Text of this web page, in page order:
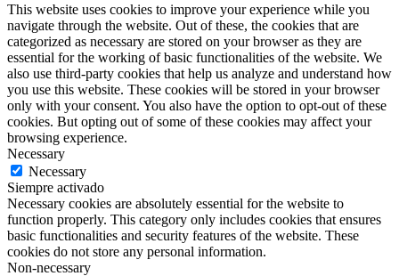
This website uses cookies to improve your experience while you
navigate through the website. Out of these, the cookies that are
categorized as necessary are stored on your browser as they are
essential for the working of basic functionalities of the website. We
also use third-party cookies that help us analyze and understand how
you use this website. These cookies will be stored in your browser
only with your consent. You also have the option to opt-out of these
cookies. But opting out of some of these cookies may affect your
browsing experience.
Necessary
Necessary
Siempre activado
Necessary cookies are absolutely essential for the website to
function properly. This category only includes cookies that ensures
basic functionalities and security features of the website. These
cookies do not store any personal information.
Non-necessary